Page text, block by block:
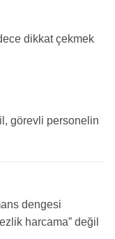
dikkat çekmek
görevli personelin
dengesi
harcama” değil